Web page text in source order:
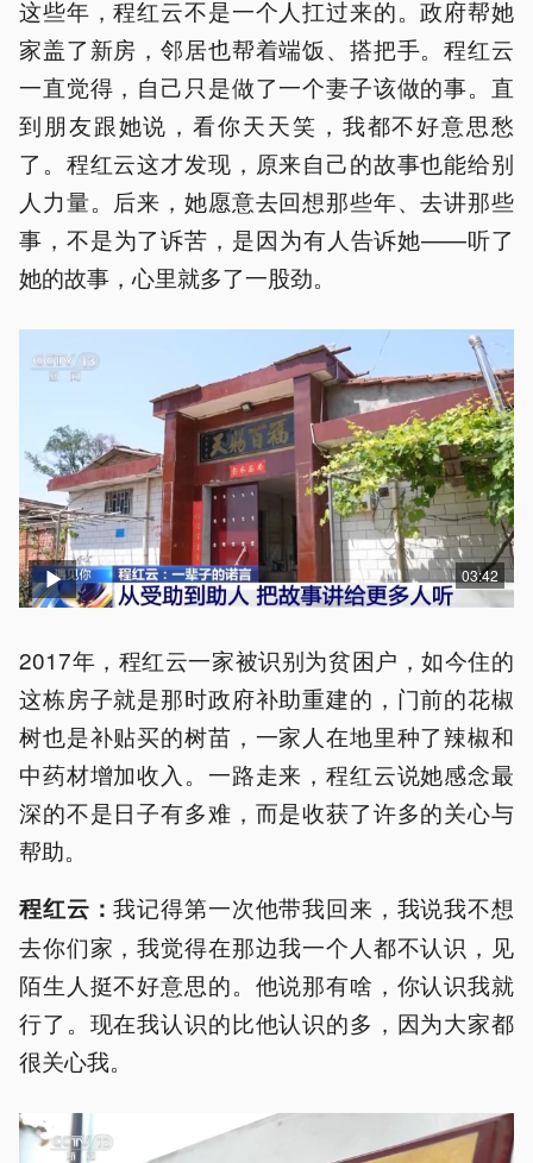
这些年，程红云不是一个人扛过来的。政府帮她
家盖了新房，邻居也帮着端饭、搭把手。程红云
一直觉得，自己只是做了一个妻子该做的事。直
到朋友跟她说，看你天天笑，我都不好意思愁
了。程红云这才发现，原来自己的故事也能给别
人力量。后来，她愿意去回想那些年、去讲那些
事，不是为了诉苦，是因为有人告诉她——听了
她的故事，心里就多了一股劲。
03:42
2017年，程红云一家被识别为贫困户，如今住的
这栋房子就是那时政府补助重建的，门前的花椒
树也是补贴买的树苗，一家人在地里种了辣椒和
中药材增加收入。一路走来，程红云说她感念最
深的不是日子有多难，而是收获了许多的关心与
帮助。
程红云：我记得第一次他带我回来，我说我不想
去你们家，我觉得在那边我一个人都不认识，见
陌生人挺不好意思的。他说那有啥，你认识我就
行了。现在我认识的比他认识的多，因为大家都
很关心我。